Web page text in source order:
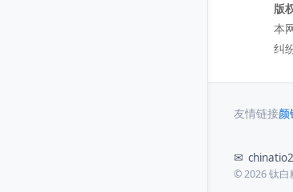
版
本
纠
友情链接颜
✉
© 2026 钛白